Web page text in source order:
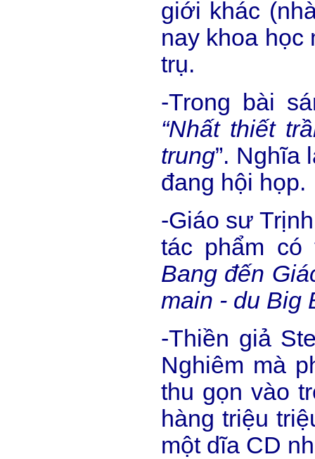
giới khác
nay khoa học
trụ.
-Trong bài
“Nhất thiết
trung”. Nghĩa
đang hội họp.
-Giáo sư
tác phẩm có
Bang đến
main - du Big
-Thiền giả
Nghiêm mà
thu gọn vào
hàng triệu
một dĩa CD